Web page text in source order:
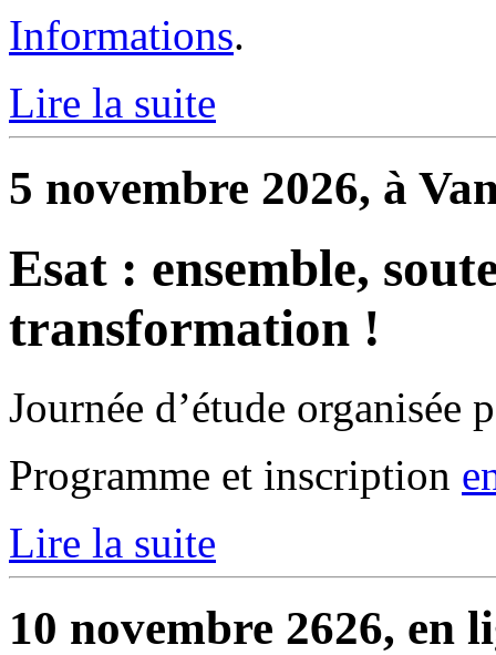
Informations.
Lire la suite
5 novembre 2026, à
Esat : ensemble,
transformation !
Journée d’étude organisée
Programme et inscription
Lire la suite
10 novembre 2626, en